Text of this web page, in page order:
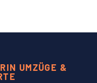
UMZÜGE &